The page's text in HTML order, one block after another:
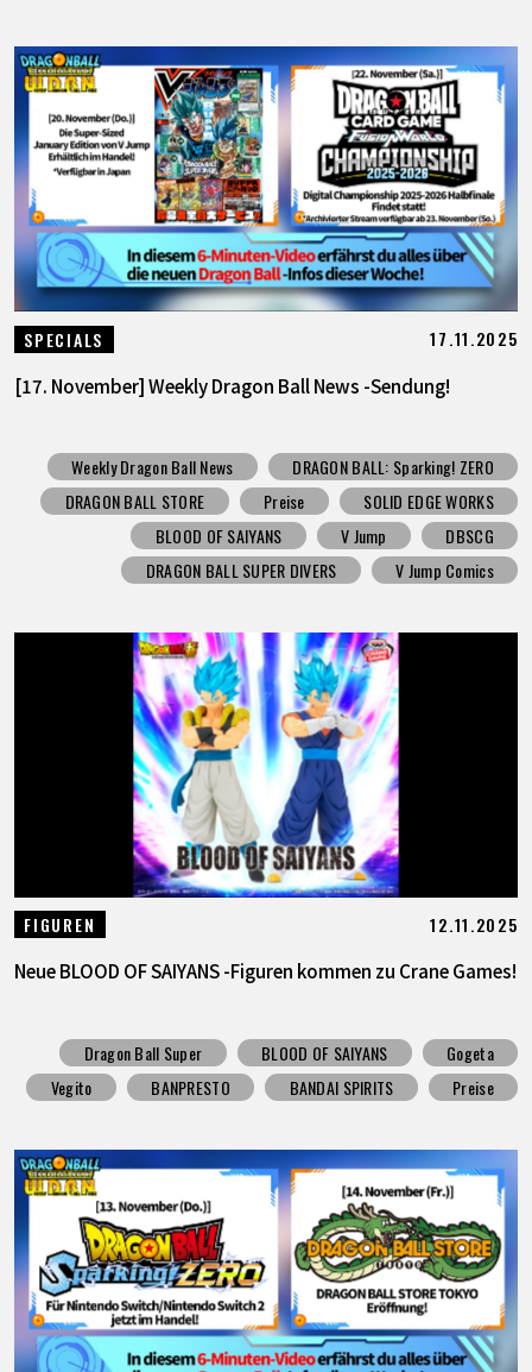
SPECIALS 17.11.2025
[17. November] Weekly Dragon Ball News -Sendung!
Weekly Dragon Ball News
DRAGON BALL: Sparking! ZERO
DRAGON BALL STORE
Preise
SOLID EDGE WORKS
BLOOD OF SAIYANS
V Jump
DBSCG
DRAGON BALL SUPER DIVERS
V Jump Comics
FIGUREN 12.11.2025
Neue BLOOD OF SAIYANS -Figuren kommen zu Crane Games!
Dragon Ball Super BLOOD OF SAIYANS
Gogeta
Vegito
BANPRESTO BANDAI SPIRITS Preise